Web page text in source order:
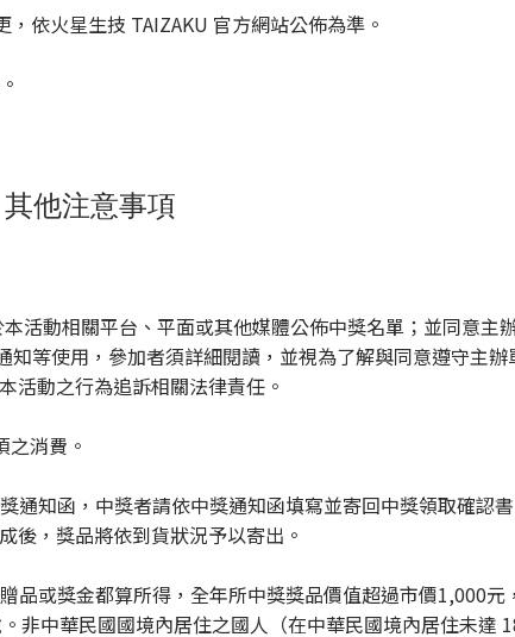
依火星生技 TAIZAKU 官方網站公佈為準。
其他注意事項
活動相關平台、平面或其他媒體公佈中獎名單；並同意主
等使用，參加者須詳細閱讀，並視為了解與同意遵守主
活動之行為追訴相關法律責任。
消費。
通知函，中獎者請依中獎通知函填寫並寄回中獎領取確認
後，獎品將依到貨狀況予以寄出。
品或獎金都算所得，全年所中獎獎品價值超過市價1,000
非中華民國國境內居住之國人（在中華民國境內居住未達